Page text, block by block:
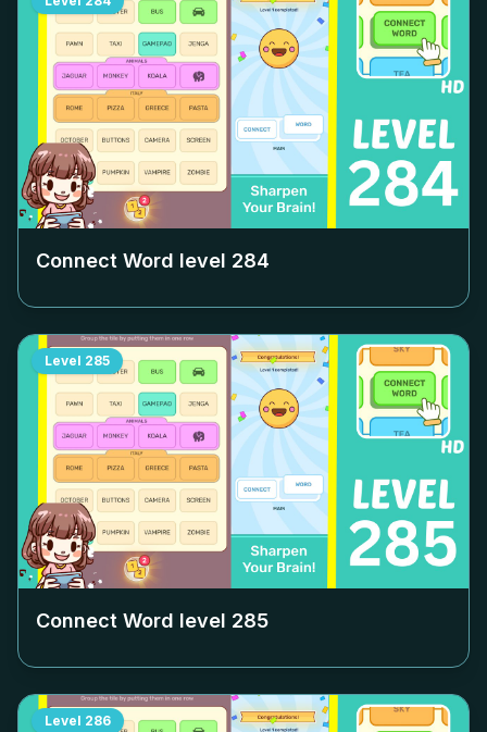
Connect Word level 284
Level 285
Connect Word level 285
Level 286